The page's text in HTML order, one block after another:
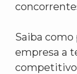
Saiba
empresa a